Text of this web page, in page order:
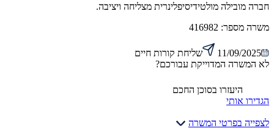
חברה מובילה מולטידיסיפלינרית מצליחה ויציבה.
משרה מספר: 416982
11/09/2025
שליחת קורות חיים
לא המשרה המדוייקת עבורכם?
היעזרו בסוכן החכם
הגדירו אותי
לצפייה בפרטי המשרה